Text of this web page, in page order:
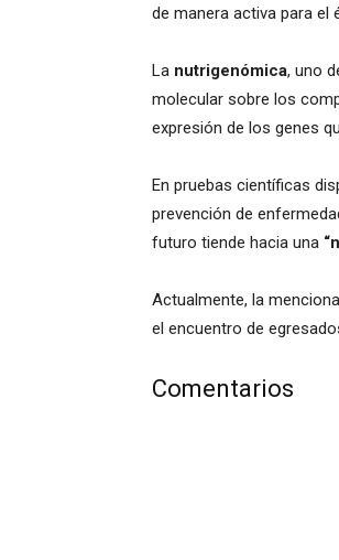
de manera activa para el
La nutrigenómica, uno
molecular sobre los
expresión de los genes
En pruebas científicas
prevención de
futuro tiende hacia una
Actualmente, la
el encuentro de
Comentarios